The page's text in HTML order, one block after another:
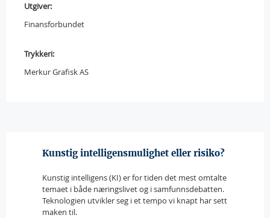
Utgiver:
Finansforbundet
Trykkeri:
Merkur Grafisk AS
Kunstig intelligensmulighet eller risiko?
Kunstig intelligens (KI) er for tiden det mest omtalte
temaet i både næringslivet og i samfunnsdebatten.
Teknologien utvikler seg i et tempo vi knapt har sett
maken til.